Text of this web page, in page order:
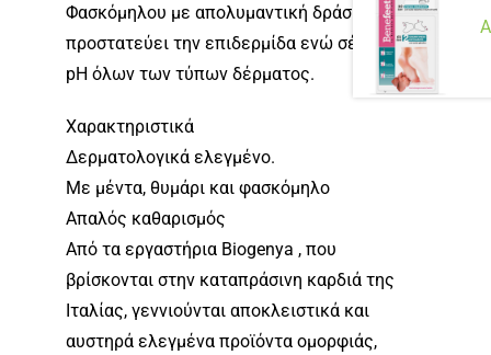
Φασκόμηλου με απολυμαντική δράση,
προστατεύει την επιδερμίδα ενώ σέβεται το
pH όλων των τύπων δέρματος.
Χαρακτηριστικά
Δερματολογικά ελεγμένο.
Με μέντα, θυμάρι και φασκόμηλο
Απαλός καθαρισμός
Από τα εργαστήρια Biogenya , που
βρίσκονται στην καταπράσινη καρδιά της
Ιταλίας, γεννιούνται αποκλειστικά και
αυστηρά ελεγμένα προϊόντα ομορφιάς,